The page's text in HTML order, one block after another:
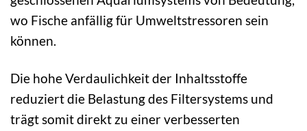
wo Fische anfällig für Umweltstressoren sein
können.
Die hohe Verdaulichkeit der Inhaltsstoffe
reduziert die Belastung des Filtersystems und
trägt somit direkt zu einer verbesserten